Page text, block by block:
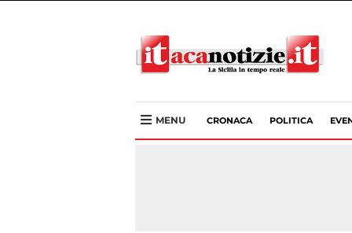
MENU CRONACA POLITICA